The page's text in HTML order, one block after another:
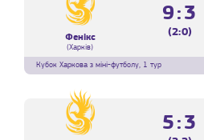
Фенікс
(Харків)
9:3
(2:0)
Кубок Харкова з міні-футболу, 1 тур
5:3